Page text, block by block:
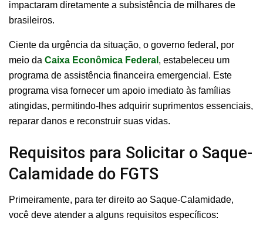
impactaram diretamente a subsistência de milhares de
brasileiros.
Ciente da urgência da situação, o governo federal, por
meio da Caixa Econômica Federal , estabeleceu um
programa de assistência financeira emergencial. Este
programa visa fornecer um apoio imediato às famílias
atingidas, permitindo-lhes adquirir suprimentos essenciais,
reparar danos e reconstruir suas vidas.
Requisitos para Solicitar o Saque-
Calamidade do FGTS
Primeiramente, para ter direito ao Saque-Calamidade,
você deve atender a alguns requisitos específicos: